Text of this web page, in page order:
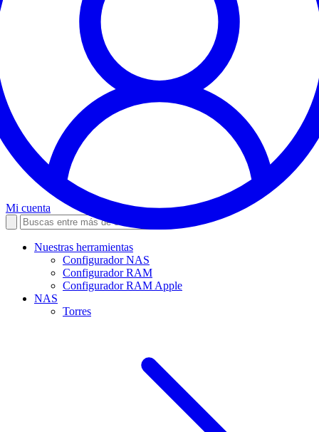
Mi cuenta
Nuestras herramientas
Configurador NAS
Configurador RAM
Configurador RAM Apple
NAS
Torres